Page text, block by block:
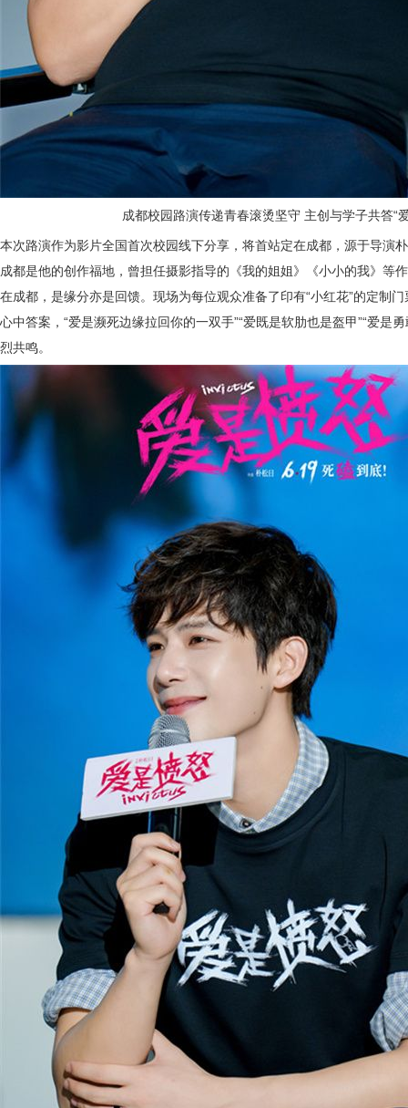
成都校园路演传递青春滚烫坚守 主创与学子共答“
本次路演作为影片全国首次校园线下分享，将首站定在成都，源于导演
成都是他的创作福地， 曾担任摄影指导的 《我的姐姐》《小小的我》 等
在成都，是缘分亦是回馈。现场为每位观众准备了印有“小红花”的定制门
心中答案，“爱是濒死边缘拉回你的一双手”“爱既是软肋也是盔甲”“爱是
烈共鸣。